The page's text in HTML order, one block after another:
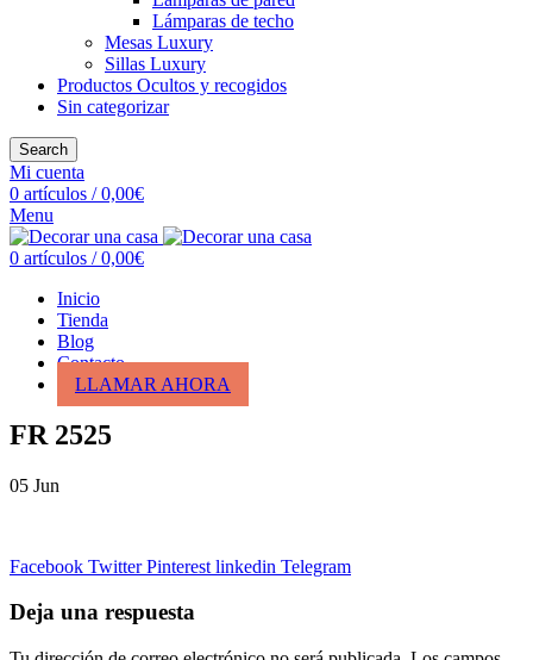
Lámparas de techo
Mesas Luxury
Sillas Luxury
Productos Ocultos y recogidos
Sin categorizar
Search
Mi cuenta
0 artículos / 0,00€
Menu
0 artículos / 0,00€
Inicio
Tienda
Blog
Contacto
LLAMAR AHORA
FR 2525
05 Jun
Facebook Twitter Pinterest linkedin Telegram
Deja una respuesta